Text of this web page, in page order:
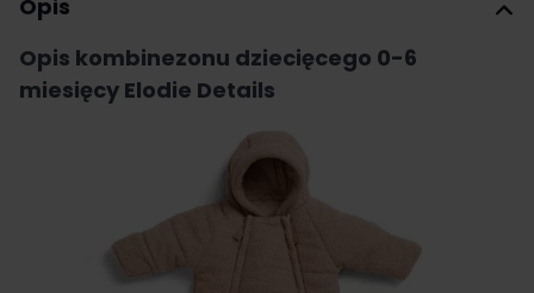
Opis
Opis kombinezonu dziecięcego 0-6
miesięcy Elodie Details